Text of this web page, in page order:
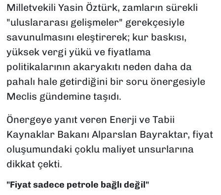
Milletvekili Yasin Öztürk, zamların sürekli
"uluslararası gelişmeler" gerekçesiyle
savunulmasını eleştirerek; kur baskısı,
yüksek vergi yükü ve fiyatlama
politikalarının akaryakıtı neden daha da
pahalı hale getirdiğini bir soru önergesiyle
Meclis gündemine taşıdı.
Önergeye yanıt veren Enerji ve Tabii
Kaynaklar Bakanı Alparslan Bayraktar, fiyat
oluşumundaki çoklu maliyet unsurlarına
dikkat çekti.
"Fiyat sadece petrole bağlı değil"